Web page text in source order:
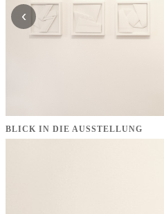
‹
BLICK IN DIE AUSSTELLUNG